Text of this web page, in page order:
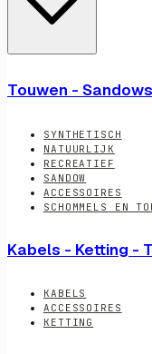
Touwen - Sandows
SYNTHETISCH
NATUURLIJK
RECREATIEF
SANDOW
ACCESSOIRES
SCHOMMELS EN
Kabels - Ketting -
KABELS
ACCESSOIRES
KETTING